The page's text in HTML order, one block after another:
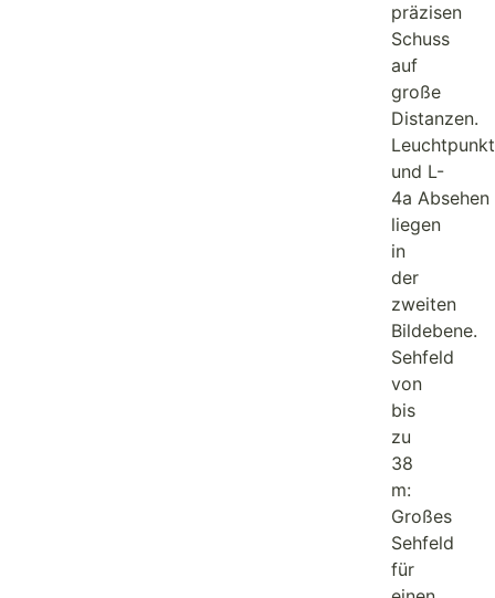
präzisen
Schuss
auf
große
Distanzen.
Leuchtpunkt
und L-
4a Absehen
liegen
in
der
zweiten
Bildebene.
Sehfeld
von
bis
zu
38
m:
Großes
Sehfeld
für